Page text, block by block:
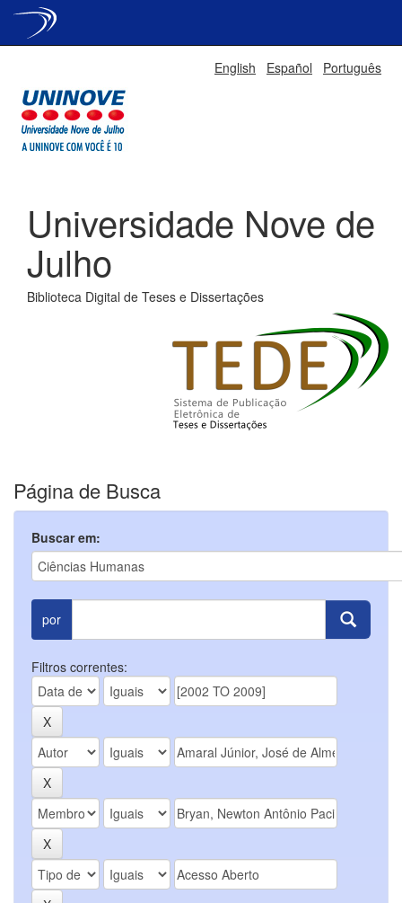
English Español Português
Universidade Nove de
Julho
Biblioteca Digital de Teses e Dissertações
Página de Busca
Buscar em:
por
Filtros correntes: